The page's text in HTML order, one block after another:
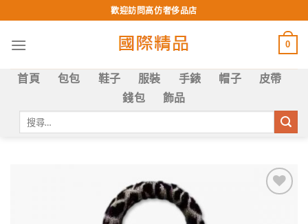
to
content
歡迎訪問高仿奢侈品店
0
首頁 包包 鞋子 服裝 手錶 帽子
皮帶
錢包
飾品